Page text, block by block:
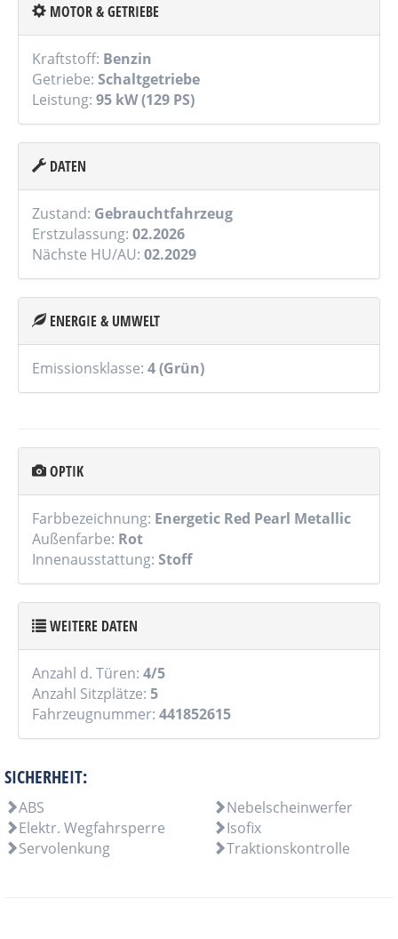
MOTOR & GETRIEBE
Kraftstoff: Benzin
Getriebe: Schaltgetriebe
Leistung: 95 kW (129 PS)
DATEN
Zustand: Gebrauchtfahrzeug
Erstzulassung: 02.2026
Nächste HU/AU: 02.2029
ENERGIE & UMWELT
Emissionsklasse: 4 (Grün)
OPTIK
Farbbezeichnung: Energetic Red Pearl Metallic
Außenfarbe: Rot
Innenausstattung: Stoff
WEITERE DATEN
Anzahl d. Türen: 4/5
Anzahl Sitzplätze: 5
Fahrzeugnummer: 441852615
SICHERHEIT:
ABS
Nebelscheinwerfer
Elektr. Wegfahrsperre
Isofix
Servolenkung
Traktionskontrolle